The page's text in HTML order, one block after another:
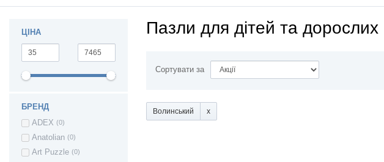
ЦІНА
БРЕНД
ADEX (0)
Anatolian (0)
Art Puzzle (0)
Пазли для дітей та дорослих
Сортувати за
Волинський